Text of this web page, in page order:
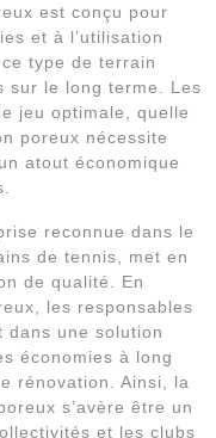
est conçu pour
et à l’utilisation
type de terrain
sur le long terme. Les
jeu optimale, quelle
poreux nécessite
atout économique
reconnue dans le
de tennis, met en
de qualité. En
les responsables
dans une solution
économies à long
rénovation. Ainsi, la
s’avère être un
et les clubs